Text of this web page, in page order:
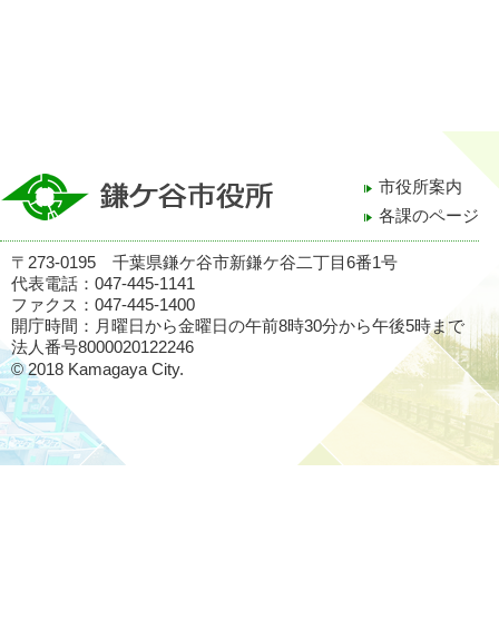
市役所案内
各課のページ
〒273-0195 千葉県鎌ケ谷市新鎌ケ谷二丁目6番1号
代表電話：047-445-1141
ファクス：047-445-1400
開庁時間：月曜日から金曜日の午前8時30分から午後5時まで
法人番号8000020122246
© 2018 Kamagaya City.